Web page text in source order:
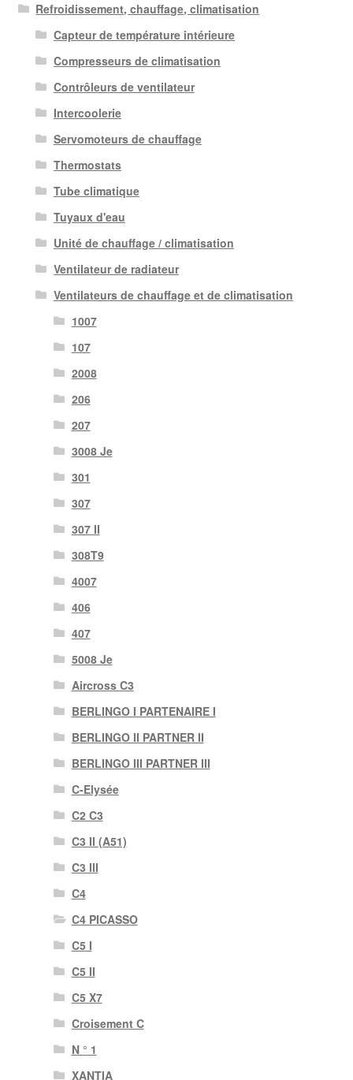
Refroidissement, chauffage, climatisation
Capteur de température intérieure
Compresseurs de climatisation
Contrôleurs de ventilateur
Intercoolerie
Servomoteurs de chauffage
Thermostats
Tube climatique
Tuyaux d'eau
Unité de chauffage / climatisation
Ventilateur de radiateur
Ventilateurs de chauffage et de climatisation
1007
107
2008
206
207
3008 Je
301
307
307 II
308T9
4007
406
407
5008 Je
Aircross C3
BERLINGO I PARTENAIRE I
BERLINGO II PARTNER II
BERLINGO III PARTNER III
C-Elysée
C2 C3
C3 II (A51)
C3 III
C4
C4 PICASSO
C5 I
C5 II
C5 X7
Croisement C
N ° 1
XANTIA